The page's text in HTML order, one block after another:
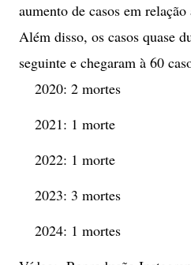
aumento de casos em
Além disso, os casos quase
seguinte e chegaram à 60
2020: 2 mortes
2021: 1 morte
2022: 1 morte
2023: 3 mortes
2024: 1 mortes